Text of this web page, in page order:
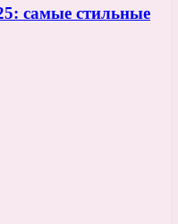
самые стильные